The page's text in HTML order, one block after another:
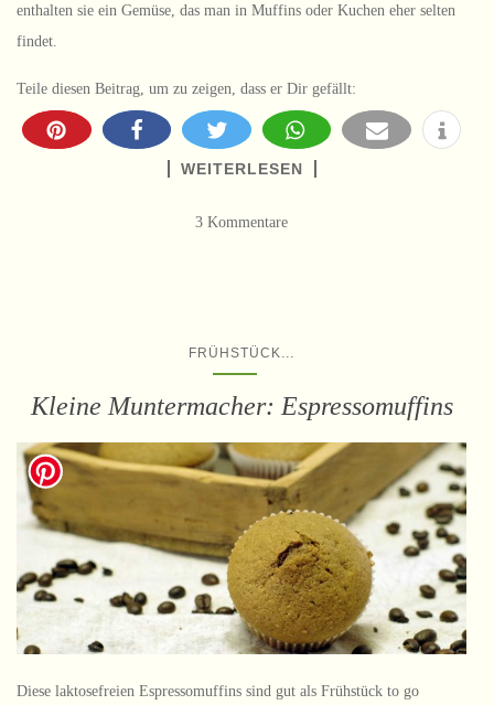
enthalten sie ein Gemüse, das man in Muffins oder Kuchen eher selten
findet.
Teile diesen Beitrag, um zu zeigen, dass er Dir gefällt:
WEITERLESEN
3 Kommentare
FRÜHSTÜCK
Kleine Muntermacher: Espressomuffins
Diese laktosefreien Espressomuffins sind gut als Frühstück to go